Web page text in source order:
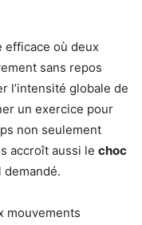
efficace où deux
sans repos
l’intensité globale de
un exercice pour
non seulement
accroît aussi le choc
demandé.
mouvements